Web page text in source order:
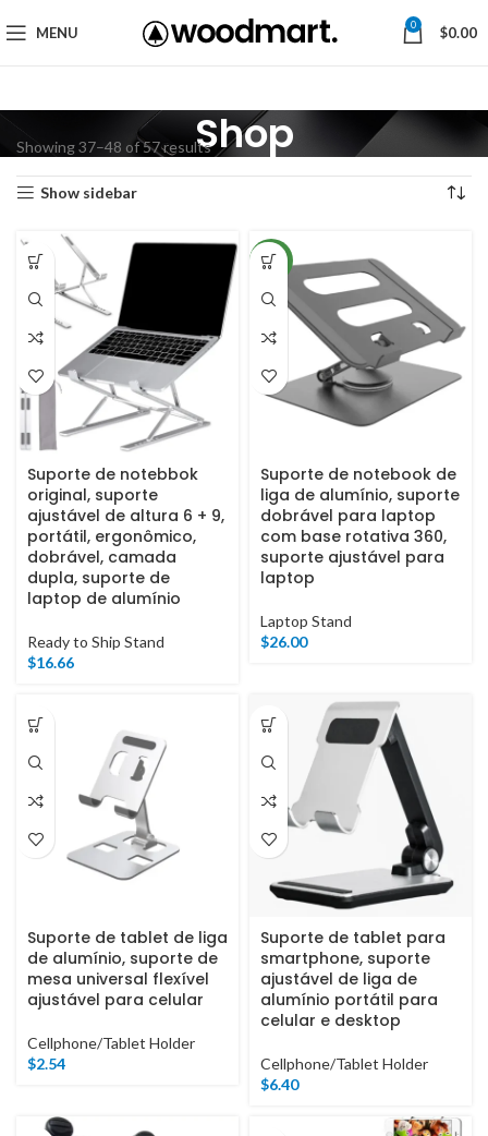
MENU 0 $0.00
Shop
Showing 37–48 of 57 results
Show sidebar
Suporte de notebbok
original, suporte
ajustável de altura 6 + 9,
portátil, ergonômico,
dobrável, camada
dupla, suporte de
laptop de alumínio
Ready to Ship Stand
$16.66
NEW
Suporte de notebook de
liga de alumínio, suporte
dobrável para laptop
com base rotativa 360,
suporte ajustável para
laptop
Laptop Stand
$26.00
Suporte de tablet de liga
de alumínio, suporte de
mesa universal flexível
ajustável para celular
Cellphone/Tablet Holder
$2.54
Suporte de tablet para
smartphone, suporte
ajustável de liga de
alumínio portátil para
celular e desktop
Cellphone/Tablet Holder
$6.40